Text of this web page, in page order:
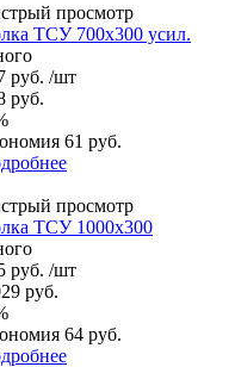
просмотр
ТСУ 700x300 усил.
руб. /шт
руб.
61 руб.
просмотр
ТСУ 1000x300
руб. /шт
руб.
64 руб.